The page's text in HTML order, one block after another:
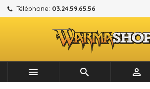
Téléphone: 03.24.59.65.56
  
Mes listes d'envies
Créer une nouvelle liste
Créer une liste d'envies
Nom de la liste d'envies
Connexion
Vous devez être connecté pour ajouter
votre liste d'envies.